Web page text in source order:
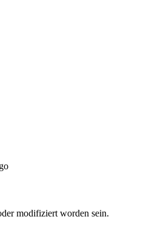
modifiziert worden sein.